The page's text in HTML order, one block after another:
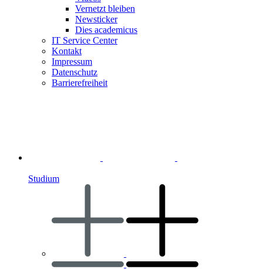
Vernetzt bleiben
Newsticker
Dies academicus
IT Service Center
Kontakt
Impressum
Datenschutz
Barrierefreiheit
Studium